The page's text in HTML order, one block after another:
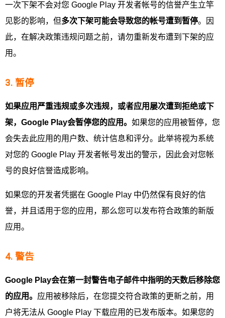
一次下架不会对您 Google Play 开发者帐号的信誉产生立竿
见影的影响，但多次下架可能会导致您的帐号遭到暂停。因
此，在解决政策违规问题之前，请勿重新发布遭到下架的应
用。
3. 暂停
如果应用严重违规或多次违规，或者应用屡次遭到拒绝或下
架，Google Play会暂停您的应用。 如果您的应用被暂停，您
会失去此应用的用户数、统计信息和评分。此举将视为系统
对您的 Google Play 开发者帐号发出的警示，因此会对您帐
号的良好信誉造成影响。
如果您的开发者凭据在 Google Play 中仍然保有良好的信
誉，并且适用于您的应用，那么您可以发布符合政策的新版
应用。
4. 警告
Google Play会在第一封警告电子邮件中指明的天数后移除您
的应用。 应用被移除后，在您提交符合政策的更新之前，用
户将无法从 Google Play 下载应用的已发布版本。如果您的